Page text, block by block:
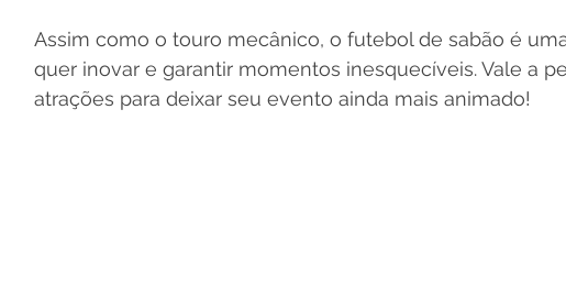
Assim como o touro mecânico, o futebol de sabão é
quer inovar e garantir momentos inesquecíveis. Vale a
atrações para deixar seu evento ainda mais animado!